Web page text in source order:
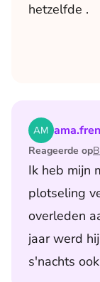
hetzelfde .
Reageerde op
Ik heb mijn
plotseling
overleden
jaar werd
s'nachts
Lees het